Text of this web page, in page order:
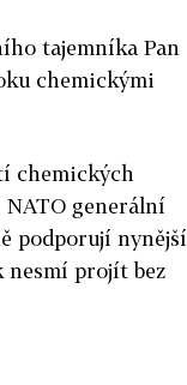
tajemníka Pan
chemickými
chemických
generální
podporují nynější
nesmí projít bez